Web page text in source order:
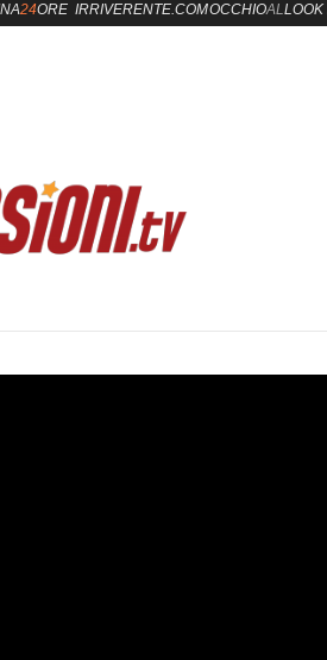
24ORE IRRIVERENTE.COMOCCHIOALLOOK